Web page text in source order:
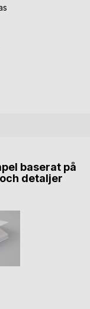
baserat på
detaljer